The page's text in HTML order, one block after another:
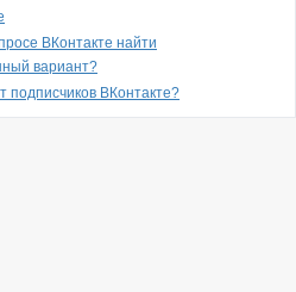
ВКонтакте найти
вариант?
подписчиков ВКонтакте?